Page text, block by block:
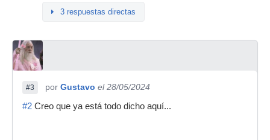
3 respuestas directas
#3 por Gustavo el 28/05/2024
#2 Creo que ya está todo dicho aquí...